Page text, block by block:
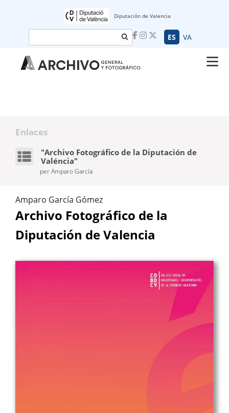
Diputación de Valencia
ES VA
Enlaces
"Archivo Fotográfico de la Diputación de
Valéncia"
per Amparo García
Amparo García Gómez
Archivo Fotográfico de la
Diputación de Valencia